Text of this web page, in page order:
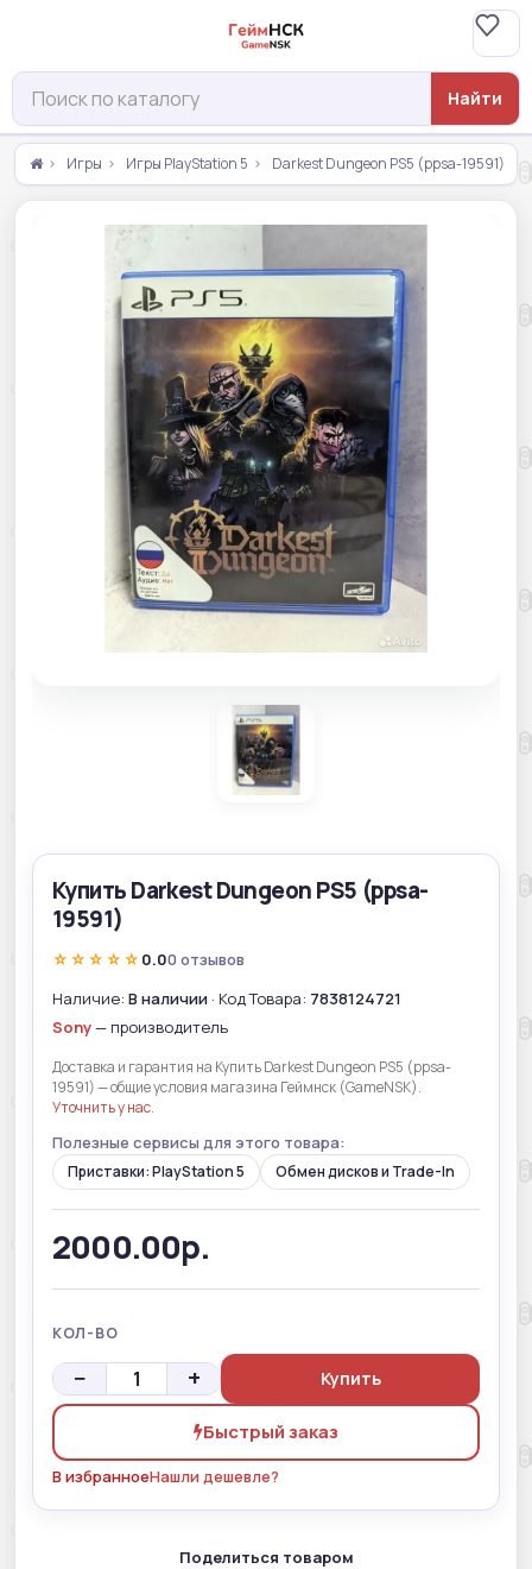
Найти
Игры Игры PlayStation 5 Darkest Dungeon PS5 (ppsa-19591)
Купить Darkest Dungeon PS5 (ppsa-
19591)
☆☆☆☆☆ 0.00 отзывов
Наличие: В наличии · Код Товара: 7838124721
Sony— производитель
Доставка и гарантия на Купить Darkest Dungeon PS5 (ppsa-
19591) — общие условия магазина Геймнск (GameNSK).
Уточнить у нас.
Полезные сервисы для этого товара:
Приставки: PlayStation 5 Обмен дисков и Trade-In
2000.00р.
КОЛ-ВО
− + Купить
Быстрый заказ
В избранноеНашли дешевле?
Поделиться товаром